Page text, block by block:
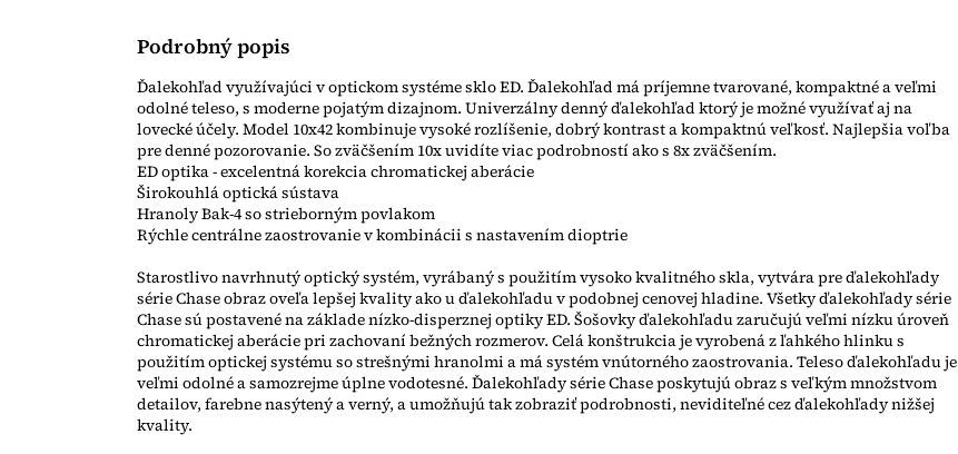
Podrobný popis
Ďalekohľad využívajúci v optickom systéme sklo ED. Ďalekohľad má príjemne tvarované, kompaktné a veľmi
odolné teleso, s moderne pojatým dizajnom. Univerzálny denný ďalekohľad ktorý je možné využívať aj na
lovecké účely. Model 10x42 kombinuje vysoké rozlíšenie, dobrý kontrast a kompaktnú veľkosť. Najlepšia voľba
pre denné pozorovanie. So zväčšením 10x uvidíte viac podrobností ako s 8x zväčšením.
ED optika - excelentná korekcia chromatickej aberácie
Širokouhlá optická sústava
Hranoly Bak-4 so strieborným povlakom
Rýchle centrálne zaostrovanie v kombinácii s nastavením dioptrie
Starostlivo navrhnutý optický systém, vyrábaný s použitím vysoko kvalitného skla, vytvára pre ďalekohľady
série Chase obraz oveľa lepšej kvality ako u ďalekohľadu v podobnej cenovej hladine. Všetky ďalekohľady série
Chase sú postavené na základe nízko-disperznej optiky ED. Šošovky ďalekohľadu zaručujú veľmi nízku úroveň
chromatickej aberácie pri zachovaní bežných rozmerov. Celá konštrukcia je vyrobená z ľahkého hlinku s
použitím optickej systému so strešnými hranolmi a má systém vnútorného zaostrovania. Teleso ďalekohľadu je
veľmi odolné a samozrejme úplne vodotesné. Ďalekohľady série Chase poskytujú obraz s veľkým množstvom
detailov, farebne nasýtený a verný, a umožňujú tak zobraziť podrobnosti, neviditeľné cez ďalekohľady nižšej
kvality.